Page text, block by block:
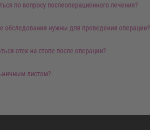
по вопросу послеоперационного лечения?
обследования нужны для проведения операции?
отек на стопе после операции?
листом?